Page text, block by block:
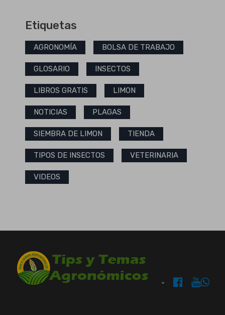
Etiquetas
AGRONOMÍA BOLSA DE TRABAJO
GLOSARIO INSECTOS
LIBROS GRATIS LIMON
NOTICIAS PLAGAS
SIEMBRA DE LIMON TIENDA
TIPOS DE INSECTOS VETERINARIA
VIDEOS